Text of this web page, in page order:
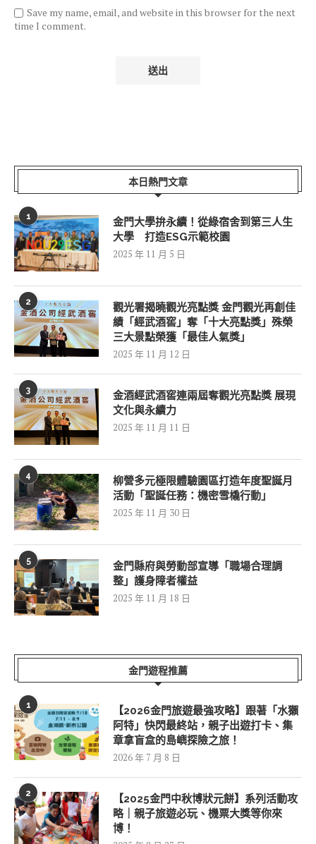
Save my name, email, and website in this browser for the next
time I comment.
本日熱門文章
1
金門大學拚永續！從綠宿舍到第三人生
大學 打造ESG示範校園
2025 年 11 月 5 日
2
觀光署揭曉觀光亮點獎 金門觀光再創佳
績「經武酒窖」奪「十大亮點獎」殊榮
三大景點榮獲「最佳人氣獎」
2025 年 11 月 12 日
3
金酒經武酒窖連兩屆奪觀光亮點獎 展現
文化與永續力
2025 年 11 月 11 日
4
柳營多元極限體驗園區打造年度聖誕月
活動「聖誕任務：機密雪橇行動」
2025 年 11 月 30 日
5
金門縣府與勞動部宣導「職場合理調
整」護身障者權益
2025 年 11 月 18 日
金門遊程推薦
1
【2026金門旅遊最強攻略】跟著「水獺
阿特」快閃最終站，親子出遊打卡、集
章拿盲盒的島嶼探險之旅！
2026 年 7 月 8 日
2
【2025金門中秋博狀元餅】系列活動攻
略｜親子旅遊必玩、機票大獎等你來
博！